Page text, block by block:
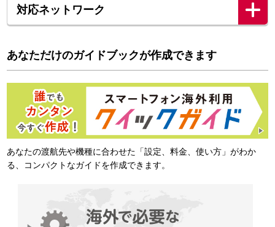
対応ネットワーク
あなただけのガイドブックが作成できます
あなたの渡航先や機種に合わせた「設定、料金、使い方」がわか
る、コンパクトなガイドを作成できます。